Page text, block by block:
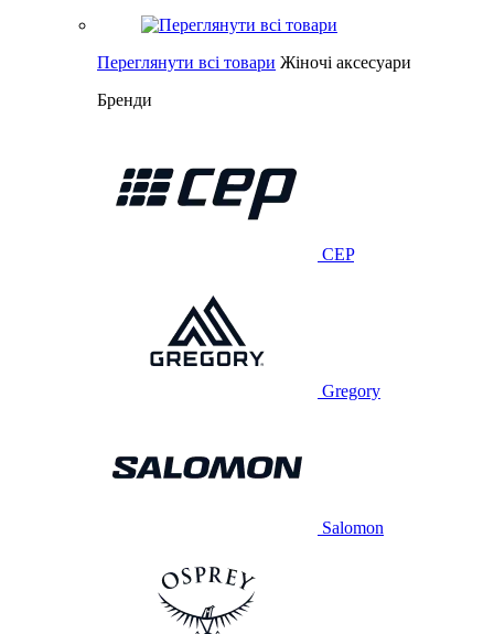
Переглянути всі товари Жіночі аксесуари
Бренди
CEP
Gregory
Salomon